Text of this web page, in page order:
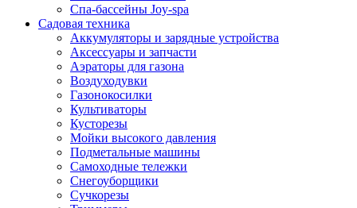
Спа-бассейны Joy-spa
Садовая техника
Аккумуляторы и зарядные устройства
Аксессуары и запчасти
Аэраторы для газона
Воздуходувки
Газонокосилки
Культиваторы
Кусторезы
Мойки высокого давления
Подметальные машины
Самоходные тележки
Снегоуборщики
Сучкорезы